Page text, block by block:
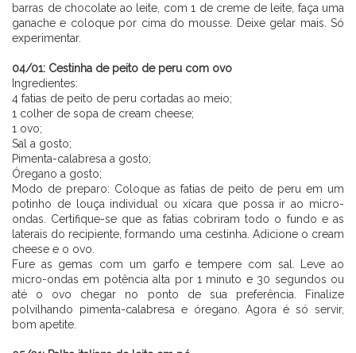
barras de chocolate ao leite, com 1 de creme de leite, faça uma
ganache e coloque por cima do mousse. Deixe gelar mais. Só
experimentar.
04/01: Cestinha de peito de peru com ovo
Ingredientes:
4 fatias de peito de peru cortadas ao meio;
1 colher de sopa de cream cheese;
1 ovo;
Sal a gosto;
Pimenta-calabresa a gosto;
Óregano a gosto;
Modo de preparo: Coloque as fatias de peito de peru em um
potinho de louça individual ou xícara que possa ir ao micro-
ondas. Certifique-se que as fatias cobriram todo o fundo e as
laterais do recipiente, formando uma cestinha. Adicione o cream
cheese e o ovo.
Fure as gemas com um garfo e tempere com sal. Leve ao
micro-ondas em potência alta por 1 minuto e 30 segundos ou
até o ovo chegar no ponto de sua preferência. Finalize
polvilhando pimenta-calabresa e óregano. Agora é só servir,
bom apetite.